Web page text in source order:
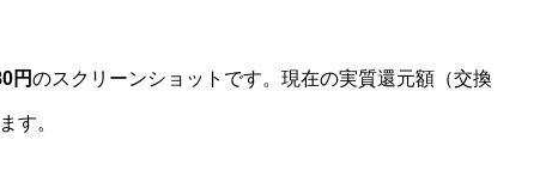
円のスクリーンショットです。現在の実質還元額（交換
す。